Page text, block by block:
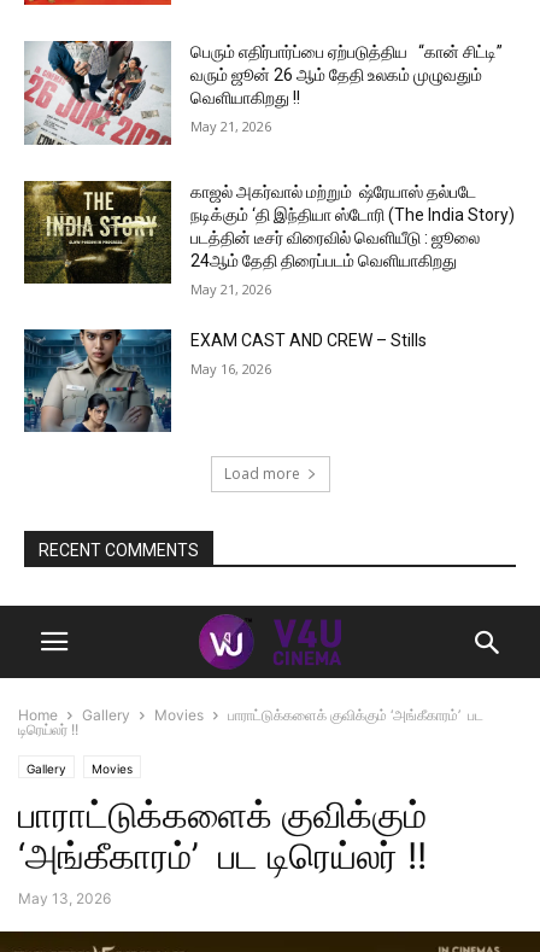
பெரும் எதிர்பார்ப்பை ஏற்படுத்திய “கான் சிட்டி”
வரும் ஜூன் 26 ஆம் தேதி உலகம் முழுவதும்
வெளியாகிறது !!
May 21, 2026
காஜல் அகர்வால் மற்றும் ஷ்ரேயாஸ் தல்படே
நடிக்கும் ‘தி இந்தியா ஸ்டோரி (The India Story)
படத்தின் டீசர் விரைவில் வெளியீடு : ஜூலை
24ஆம் தேதி திரைப்படம் வெளியாகிறது
May 21, 2026
EXAM CAST AND CREW – Stills
May 16, 2026
Load more
RECENT COMMENTS